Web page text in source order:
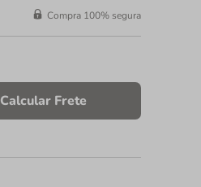
Compra 100% segura
Calcular Frete